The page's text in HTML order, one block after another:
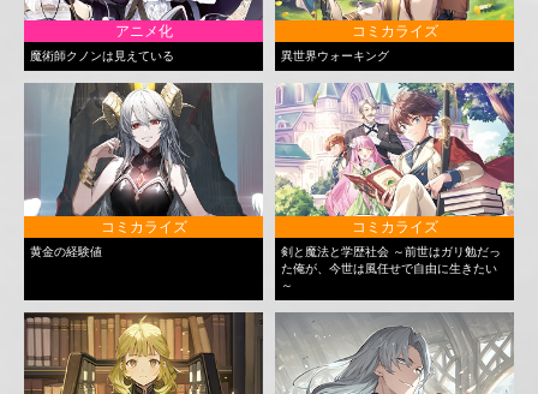
アニメ化
魔術師クノンは見えている
コミカライズ
異世界ウォーキング
コミカライズ
黄金の経験値
コミカライズ
剣と魔法と学歴社会 ～前世はガリ勉だっ
た俺が、今世は風任せで自由に生きたい
～